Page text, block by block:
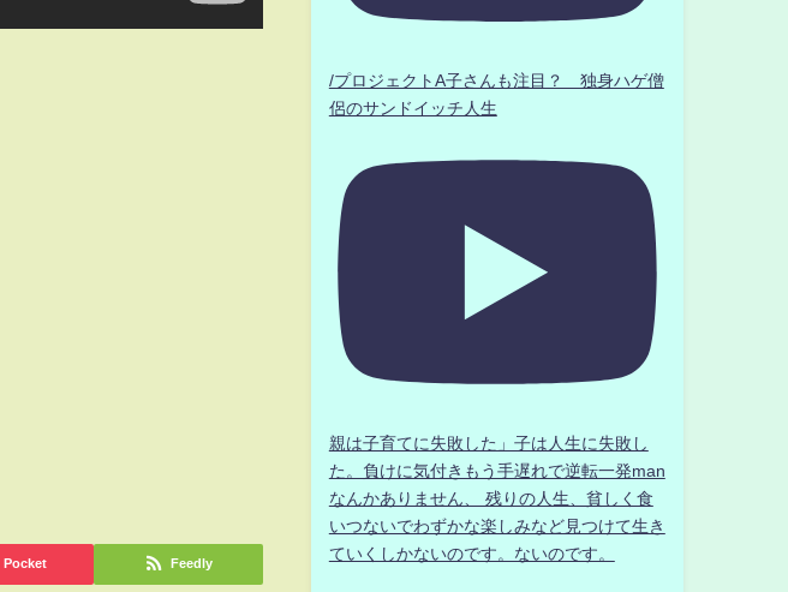
Pocket Feedly
/プロジェクトA子さんも注目？ 独身ハゲ僧
侶のサンドイッチ人生
親は子育てに失敗した」子は人生に失敗し
た。負けに気付きもう手遅れで逆転一発man
なんかありません、 残りの人生、貧しく食
いつないでわずかな楽しみなど見つけて生き
ていくしかないのです。ないのです。